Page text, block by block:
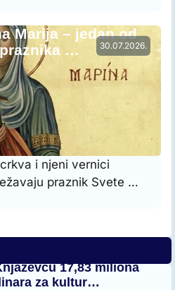
30.07.2026.
Marija – jedan od
…
i njeni vernici
praznik Svete …
17,83 miliona
za kultur…